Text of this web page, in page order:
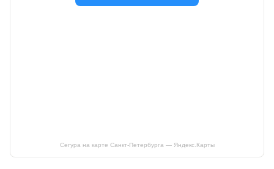
Сегура на карте Санкт‑Петербурга — Яндекс.Карты